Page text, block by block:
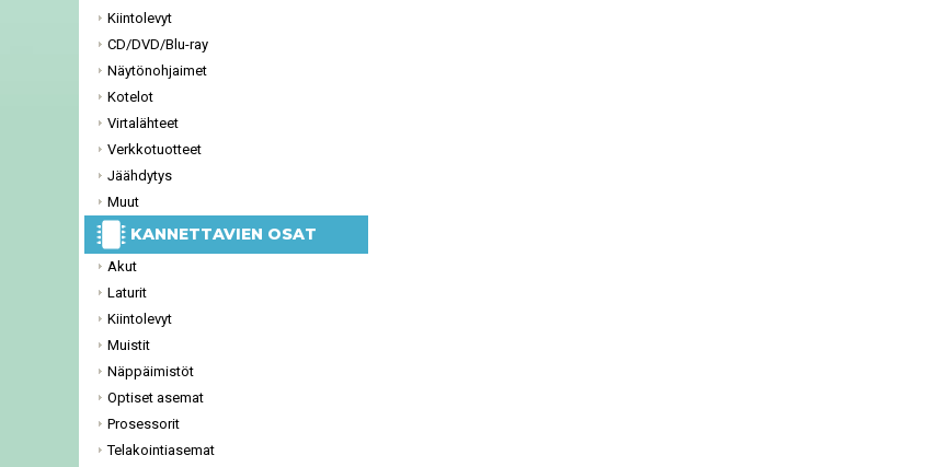
Kiintolevyt
CD/DVD/Blu-ray
Näytönohjaimet
Kotelot
Virtalähteet
Verkkotuotteet
Jäähdytys
Muut
KANNETTAVIEN OSAT
Akut
Laturit
Kiintolevyt
Muistit
Näppäimistöt
Optiset asemat
Prosessorit
Telakointiasemat